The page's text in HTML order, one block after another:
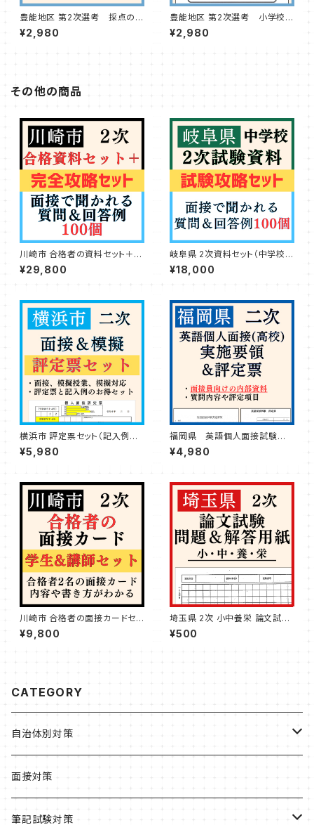
豊能地区 第2次選考 採点の手
引き
¥2,980
豊能地区 第2次選考 小学校・
水泳実技採点員の手引き
¥2,980
その他の商品
川崎市 合格者の資料セット＋&
面接質問例100個つき
¥29,800
岐阜県 2次資料セット（中学校）
&面接回答例100個
¥18,000
横浜市 評定票セット（記入例付
き）
¥5,980
福岡県 英語個人面接試験実
施要領高校・評定票付きセット
¥4,980
川崎市 合格者の面接カードセッ
ト
¥9,800
埼玉県 2次 小中養栄 論文試験
用紙＆解答用紙
¥500
CATEGORY
自治体別対策
北海道・東北
北海道
関東
面接対策
筆記試験対策